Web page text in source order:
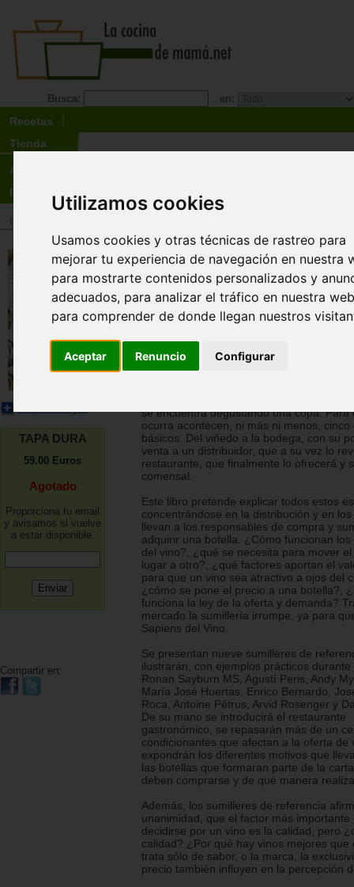
Utilizamos cookies
Usamos cookies y otras técnicas de rastreo para
mejorar tu experiencia de navegación en nuestra
para mostrarte contenidos personalizados y
adecuados, para analizar el tráfico en nuestra
para comprender de donde llegan nuestros
Aceptar Renuncio Configurar
Busca: en:
Recetas
Tienda
Actualidad
Registro
TAPA DURA
59.00 Euros
Agotado
Proporciona tu email
y avisamos si vuelve
a estar disponible.
Compartir en:
Vinos. Volumen III. Del
carta
Bullipedia
Tras la exitosa publicación del Vol. 1 del
volumen titulado "Vinificación y
tercero "Del mercado a la carta".
se encuentra degustando una copa. Para
ocurra acontecen, ni más ni menos, cinco
básicos. Del viñedo a la bodega, con su
venta a un distribuidor, que a su vez lo
restaurante, que finalmente lo ofrecerá y
comensal.
Este libro pretende explicar todos estos
concentrándose en la distribución y en
llevan a los responsables de compra y
adquirir una botella. ¿Cómo funcionan
del vino?, ¿qué se necesita para mover
lugar a otro?, ¿qué factores aportan el
para que un vino sea atractivo a ojos del
¿cómo se pone el precio a una botella?,
funciona la ley de la oferta y demanda?
mercado la sumillería irrumpe, ya para
Sapiens del Vino.
Se presentan nueve sumilleres de
ilustrarán, con ejemplos prácticos
Ronan Sayburn MS, Agustí Peris, Andy
María José Huertas, Enrico Bernardo,
Roca, Antoine Pétrus, Arvid Rosenger y
De su mano se introducirá el restaurante
gastronómico, se repasarán más de un
condicionantes que afectan a la oferta de
expondrán los diferentes motivos que
las botellas que formaran parte de la
deben comprarse y de qué manera
Además, los sumilleres de referencia
unanimidad, que el factor más importante
decidirse por un vino es la calidad, pero
calidad? ¿Por qué hay vinos mejores que
trata sólo de sabor, o la marca, la
precio también influyen en la percepción